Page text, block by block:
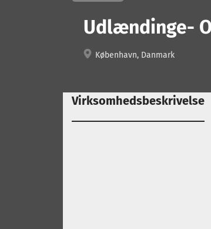
Udlændinge-
København, Danmark
Virksomhedsbeskrivelse